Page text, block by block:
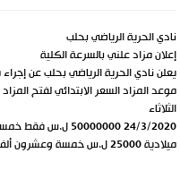
نادي الحرية الرياضي بحلب
إعلان مزاد علني بالسرعة الكلية
يعلن نادي الحرية الرياضي بحلب عن
موعد المزاد السعر الابتدائي لفتح
الثلاثاء
ميلادية 25000 ل.س خمسة وعشرون ألف ليرة سورية لا غير